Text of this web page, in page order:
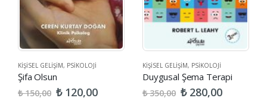
KIŞISEL GELIŞIM, PSIKOLOJI
Şifa Olsun
₺150,00 ₺120,00
KIŞISEL GELIŞIM, PSIKOLOJI
Duygusal Şema Terapi
₺350,00 ₺280,00